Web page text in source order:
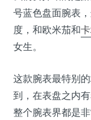
号蓝色盘面腕表
度，和欧米茄和
女生。
这款腕表最特别
到，在表盘之内
整个腕表界都是非